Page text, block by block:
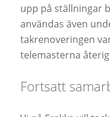
upp på ställningar
användas även
takrenoveringen
telemasterna
Fortsatt